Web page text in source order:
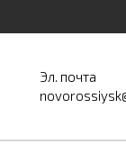
Эл. почта